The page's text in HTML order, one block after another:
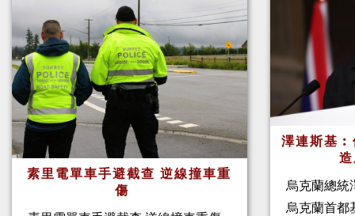
素里電單車手避截查 逆線撞車重
傷
澤連斯基
烏克蘭總統
烏克蘭首都